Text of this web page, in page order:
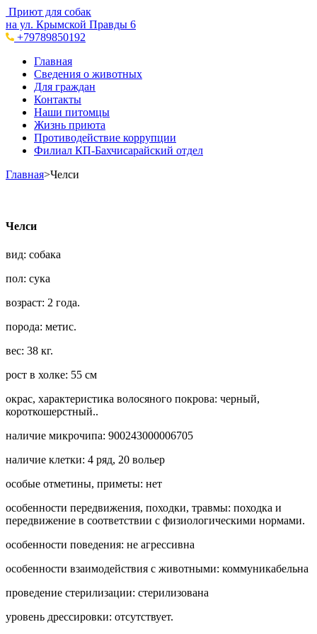
Приют для собак
на ул. Крымской Правды 6
+79789850192
Главная
Сведения о животных
Для граждан
Контакты
Наши питомцы
Жизнь приюта
Противодействие коррупции
Филиал КП-Бахчисарайский отдел
Главная>Челси
Челси
вид: собака
пол: сука
возраст: 2 года.
порода: метис.
вес: 38 кг.
рост в холке: 55 см
окрас, характеристика волосяного покрова: черный,
короткошерстный..
наличие микрочипа: 900243000006705
наличие клетки: 4 ряд, 20 вольер
особые отметины, приметы: нет
особенности передвижения, походки, травмы: походка и
передвижение в соответствии с физиологическими нормами.
особенности поведения: не агрессивна
особенности взаимодействия с животными: коммуникабельна
проведение стерилизации: стерилизована
уровень дрессировки: отсутствует.